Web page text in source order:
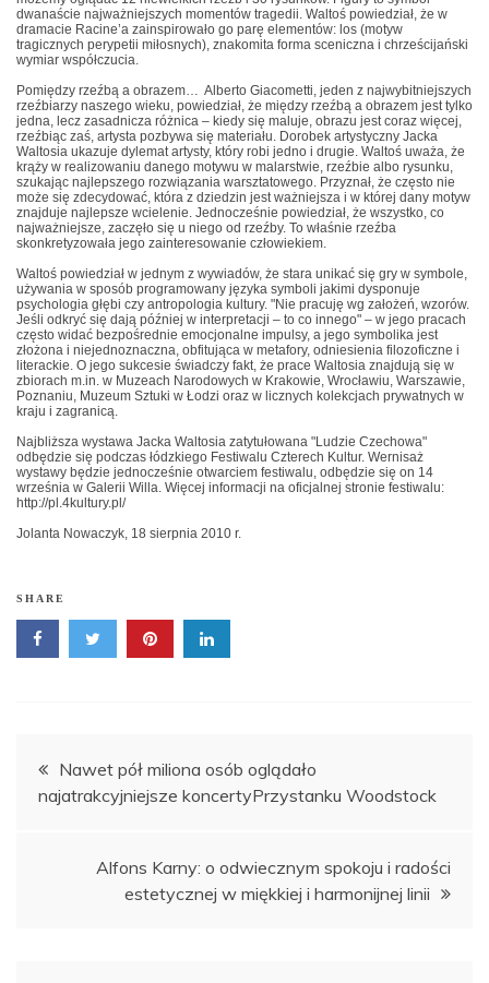
dwanaście najważniejszych momentów tragedii. Waltoś powiedział, że w
dramacie Racine’a zainspirowało go parę elementów: los (motyw
tragicznych perypetii miłosnych), znakomita forma sceniczna i chrześcijański
wymiar współczucia.
Pomiędzy rzeźbą a obrazem… Alberto Giacometti, jeden z najwybitniejszych
rzeźbiarzy naszego wieku, powiedział, że między rzeźbą a obrazem jest tylko
jedna, lecz zasadnicza różnica – kiedy się maluje, obrazu jest coraz więcej,
rzeźbiąc zaś, artysta pozbywa się materiału. Dorobek artystyczny Jacka
Waltosia ukazuje dylemat artysty, który robi jedno i drugie. Waltoś uważa, że
krąży w realizowaniu danego motywu w malarstwie, rzeźbie albo rysunku,
szukając najlepszego rozwiązania warsztatowego. Przyznał, że często nie
może się zdecydować, która z dziedzin jest ważniejsza i w której dany motyw
znajduje najlepsze wcielenie. Jednocześnie powiedział, że wszystko, co
najważniejsze, zaczęło się u niego od rzeźby. To właśnie rzeźba
skonkretyzowała jego zainteresowanie człowiekiem.
Waltoś powiedział w jednym z wywiadów, że stara unikać się gry w symbole,
używania w sposób programowany języka symboli jakimi dysponuje
psychologia głębi czy antropologia kultury. "Nie pracuję wg założeń, wzorów.
Jeśli odkryć się dają później w interpretacji – to co innego" – w jego pracach
często widać bezpośrednie emocjonalne impulsy, a jego symbolika jest
złożona i niejednoznaczna, obfitująca w metafory, odniesienia filozoficzne i
literackie. O jego sukcesie świadczy fakt, że prace Waltosia znajdują się w
zbiorach m.in. w Muzeach Narodowych w Krakowie, Wrocławiu, Warszawie,
Poznaniu, Muzeum Sztuki w Łodzi oraz w licznych kolekcjach prywatnych w
kraju i zagranicą.
Najbliższa wystawa Jacka Waltosia zatytułowana "Ludzie Czechowa"
odbędzie się podczas łódzkiego Festiwalu Czterech Kultur. Wernisaż
wystawy będzie jednocześnie otwarciem festiwalu, odbędzie się on 14
września w Galerii Willa. Więcej informacji na oficjalnej stronie festiwalu:
http://pl.4kultury.pl/
Jolanta Nowaczyk, 18 sierpnia 2010 r.
SHARE
Nawigacja
wpisu
Nawet pół miliona osób oglądało
najatrakcyjniejsze koncertyPrzystanku Woodstock
Alfons Karny: o odwiecznym spokoju i radości
estetycznej w miękkiej i harmonijnej linii